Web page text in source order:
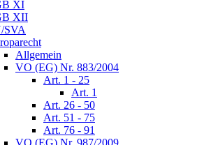
XI
XII
SVA
Allgemein
VO (EG) Nr. 883/2004
Art. 1 - 25
Art. 1
Art. 26 - 50
Art. 51 - 75
Art. 76 - 91
VO (EG) Nr. 987/2009